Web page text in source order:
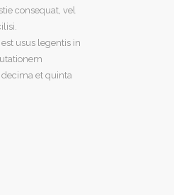
consequat, vel
usus legentis in
et quinta